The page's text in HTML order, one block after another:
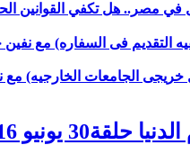
في مصر.. هل تكفي القوانين
التقديم فى السفاره) مع
خريجى الجامعات
حلقة30 يونيو 2016 تقديم /نيفين جرجس